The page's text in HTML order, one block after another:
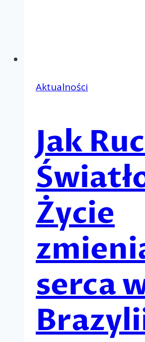
Aktualności
Jak
Życie
serca